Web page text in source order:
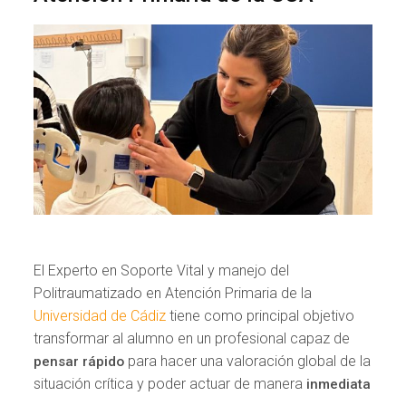
El Experto en Soporte Vital y manejo del
Politraumatizado en Atención Primaria de la
Universidad de Cádiz tiene como principal objetivo
transformar al alumno en un profesional capaz de
pensar rápido para hacer una valoración global de la
situación crítica y poder actuar de manera inmediata